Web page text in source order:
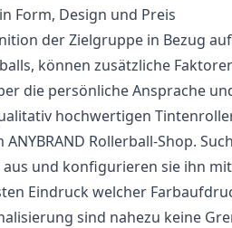
Form, Design und Preis
der Zielgruppe in Bezug
können zusätzliche
die persönliche Ansprache
hochwertigen
Rollerball-Shop.
und konfigurieren sie ihn
Eindruck welcher
sind nahezu keine